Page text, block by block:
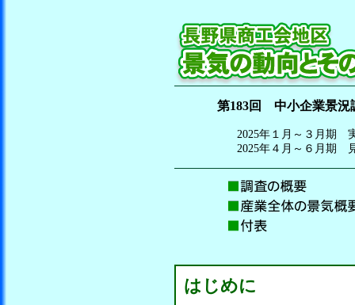
第183回 中小企業景況
2025年１月～３月期
2025年４月～６月期
はじめに